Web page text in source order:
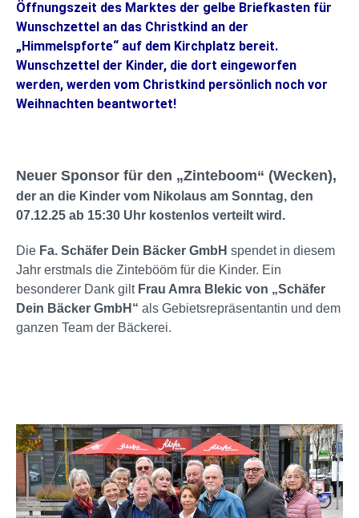
Öffnungszeit des Marktes der gelbe Briefkasten für
Wunschzettel an das Christkind an der
„Himmelspforte“ auf dem Kirchplatz bereit.
Wunschzettel der Kinder, die dort eingeworfen
werden, werden vom Christkind persönlich noch vor
Weihnachten beantwortet!
Neuer Sponsor für den „Zinteboom“ (Wecken),
der an die Kinder vom Nikolaus am Sonntag, den
07.12.25 ab 15:30 Uhr kostenlos verteilt wird.
Die Fa. Schäfer Dein Bäcker GmbH spendet in diesem
Jahr erstmals die Zintebööm für die Kinder. Ein
besonderer Dank gilt Frau Amra Blekic von „Schäfer
Dein Bäcker GmbH“ als Gebietsrepräsentantin und dem
ganzen Team der Bäckerei.